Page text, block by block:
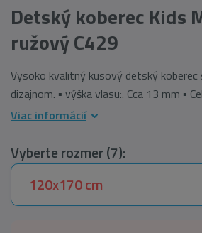
Detský koberec Kids
ružový C429
Vysoko kvalitný kusový detský koberec
dizajnom. ▪ výška vlasu:. Cca 13 mm ▪
Viac informácií
Vyberte rozmer (7):
120x170 cm